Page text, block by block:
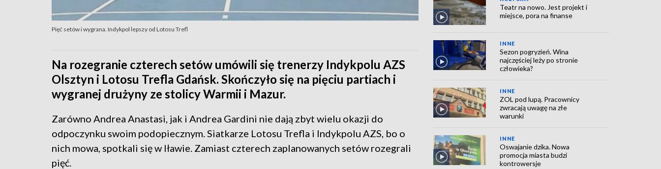
Pięć setów i wygrana. Indykpol lepszy od Lotosu Trefl
Na rozegranie czterech setów umówili się trenerzy Indykpolu AZS
Olsztyn i Lotosu Trefla Gdańsk. Skończyło się na pięciu partiach i
wygranej drużyny ze stolicy Warmii i Mazur.
Zarówno Andrea Anastasi, jak i Andrea Gardini nie dają zbyt wielu okazji do
odpoczynku swoim podopiecznym. Siatkarze Lotosu Trefla i Indykpolu AZS, bo o
nich mowa, spotkali się w Iławie. Zamiast czterech zaplanowanych setów rozegrali
pięć.
Teatr na nowo. Jest projekt i
miejsce, pora na finanse
INNE
Sezon pogryzień. Wina
najczęściej leży po stronie
człowieka?
INNE
ZOL pod lupą. Pracownicy
zwracają uwagę na złe
warunki
INNE
Oswajanie dzika. Nowa
promocja miasta budzi
kontrowersje